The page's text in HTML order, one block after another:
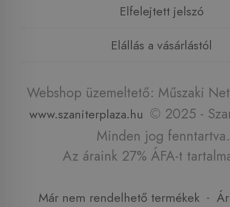
Elfelejtett jelszó
Elállás a vásárlástól
Webshop üzemeltető: Műszaki
www.szaniterplaza.hu © 2025 -
Minden jog fenntartva.
Az áraink 27% ÁFA-t
Már nem rendelhető termékek -